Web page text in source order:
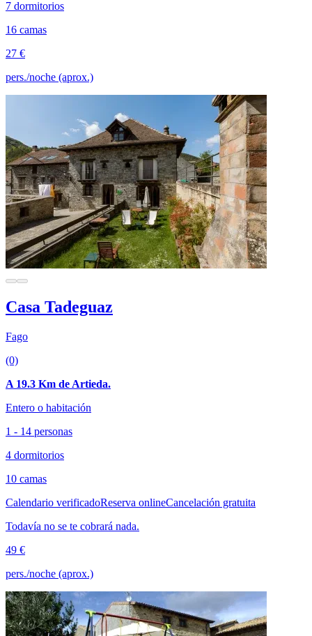
7 dormitorios
16 camas
27 €
pers./noche (aprox.)
Casa Tadeguaz
Fago
(0)
A 19.3 Km de Artieda.
Entero o habitación
1 - 14 personas
4 dormitorios
10 camas
Calendario verificadoReserva onlineCancelación gratuita
Todavía no se te cobrará nada.
49 €
pers./noche (aprox.)